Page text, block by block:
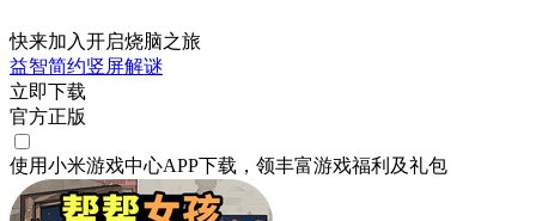
快来加入开启烧脑之旅
益智简约竖屏解谜
立即下载
官方正版
使用小米游戏中心APP下载 ，领丰富游戏福利 及礼包